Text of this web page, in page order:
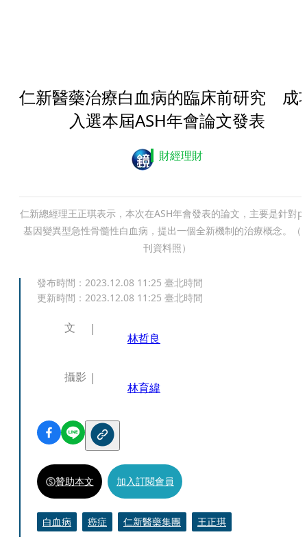
仁新醫藥治療白血病的臨床前研究 成
入選本屆ASH年會論文發表
財經理財
仁新總經理王正琪表示，本次在ASH年會發表的論文，主要是針對
基因變異型急性骨髓性白血病，提出一個全新機制的治療概念。（
刊資料照）
發布時間： 2023.12.08 11:25 臺北時間
更新時間： 2023.12.08 11:25 臺北時間
文
林哲良
攝影
林育緯
贊助本文 加入訂閱會員
白血病 癌症 仁新醫藥集團 王正琪